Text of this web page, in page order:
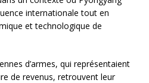
internationale tout en
et technologique de
d’armes, qui représentaient
de revenus, retrouvent leur